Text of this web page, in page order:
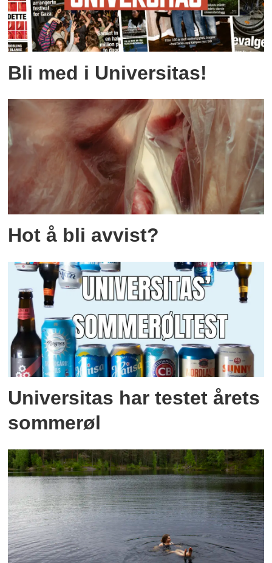
Bli med i Universitas!
Hot å bli avvist?
Universitas har testet årets
sommerøl